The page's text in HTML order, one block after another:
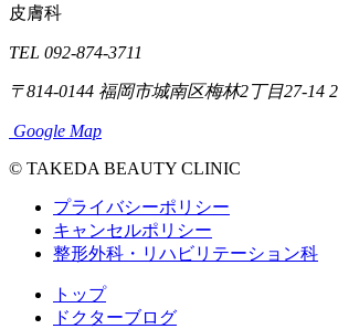
皮膚科
TEL 092-874-3711
〒814-0144 福岡市城南区梅林2丁目27-14
Google Map
© TAKEDA BEAUTY CLINIC
プライバシーポリシー
キャンセルポリシー
整形外科・リハビリテーション科
トップ
ドクターブログ